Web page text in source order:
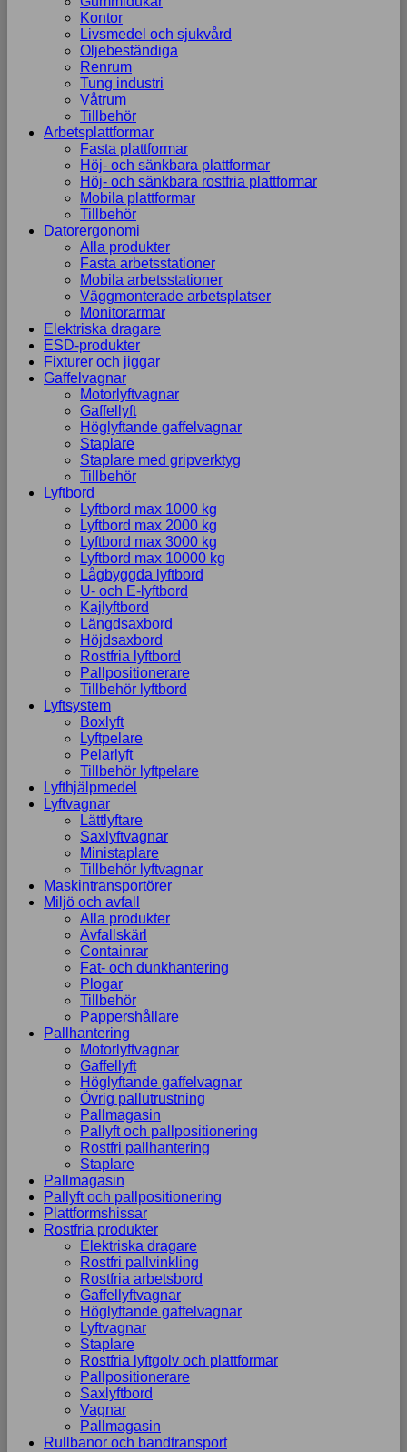
Kontor
Livsmedel och sjukvård
Oljebeständiga
Renrum
Tung industri
Våtrum
Tillbehör
Arbetsplattformar
Fasta plattformar
Höj- och sänkbara plattformar
Höj- och sänkbara rostfria plattformar
Mobila plattformar
Tillbehör
Datorergonomi
Alla produkter
Fasta arbetsstationer
Mobila arbetsstationer
Väggmonterade arbetsplatser
Monitorarmar
Elektriska dragare
ESD-produkter
Fixturer och jiggar
Gaffelvagnar
Motorlyftvagnar
Gaffellyft
Höglyftande gaffelvagnar
Staplare
Staplare med gripverktyg
Tillbehör
Lyftbord
Lyftbord max 1000 kg
Lyftbord max 2000 kg
Lyftbord max 3000 kg
Lyftbord max 10000 kg
Lågbyggda lyftbord
U- och E-lyftbord
Kajlyftbord
Längdsaxbord
Höjdsaxbord
Rostfria lyftbord
Pallpositionerare
Tillbehör lyftbord
Lyftsystem
Boxlyft
Lyftpelare
Pelarlyft
Tillbehör lyftpelare
Lyfthjälpmedel
Lyftvagnar
Lättlyftare
Saxlyftvagnar
Ministaplare
Tillbehör lyftvagnar
Maskintransportörer
Miljö och avfall
Alla produkter
Avfallskärl
Containrar
Fat- och dunkhantering
Plogar
Tillbehör
Pappershållare
Pallhantering
Motorlyftvagnar
Gaffellyft
Höglyftande gaffelvagnar
Övrig pallutrustning
Pallmagasin
Pallyft och pallpositionering
Rostfri pallhantering
Staplare
Pallmagasin
Pallyft och pallpositionering
Plattformshissar
Rostfria produkter
Elektriska dragare
Rostfri pallvinkling
Rostfria arbetsbord
Gaffellyftvagnar
Höglyftande gaffelvagnar
Lyftvagnar
Staplare
Rostfria lyftgolv och plattformar
Pallpositionerare
Saxlyftbord
Vagnar
Pallmagasin
Rullbanor och bandtransport